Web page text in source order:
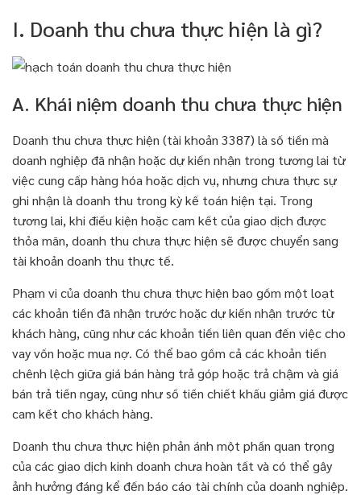
I. Doanh thu chưa thực hiện là gì?
A. Khái niệm doanh thu chưa thực hiện
Doanh thu chưa thực hiện (tài khoản 3387) là số tiền mà
doanh nghiệp đã nhận hoặc dự kiến nhận trong tương lai từ
việc cung cấp hàng hóa hoặc dịch vụ, nhưng chưa thực sự
ghi nhận là doanh thu trong kỳ kế toán hiện tại. Trong
tương lai, khi điều kiện hoặc cam kết của giao dịch được
thỏa mãn, doanh thu chưa thực hiện sẽ được chuyển sang
tài khoản doanh thu thực tế.
Phạm vi của doanh thu chưa thực hiện bao gồm một loạt
các khoản tiền đã nhận trước hoặc dự kiến nhận trước từ
khách hàng, cũng như các khoản tiền liên quan đến việc cho
vay vốn hoặc mua nợ. Có thể bao gồm cả các khoản tiền
chênh lệch giữa giá bán hàng trả góp hoặc trả chậm và giá
bán trả tiền ngay, cũng như số tiền chiết khấu giảm giá được
cam kết cho khách hàng.
Doanh thu chưa thực hiện phản ánh một phần quan trọng
của các giao dịch kinh doanh chưa hoàn tất và có thể gây
ảnh hưởng đáng kể đến báo cáo tài chính của doanh nghiệp.